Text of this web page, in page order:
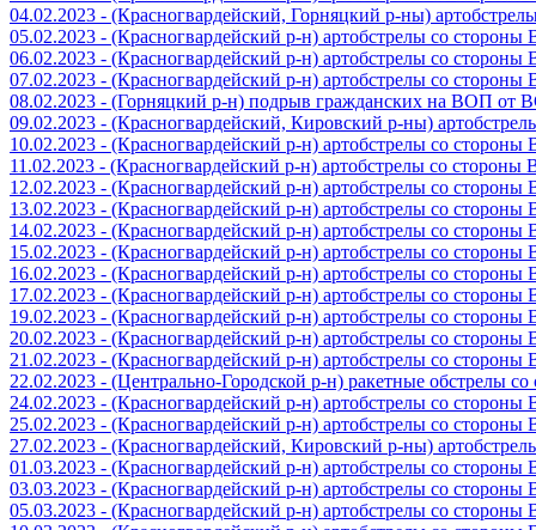
04.02.2023 - (Красногвардейский, Горняцкий р-ны)
05.02.2023 - (Красногвардейский р-н) артобстрелы со
06.02.2023 - (Красногвардейский р-н) артобстрелы со
07.02.2023 - (Красногвардейский р-н) артобстрелы со
08.02.2023 - (Горняцкий р-н) подрыв гражданских на ВОП от
09.02.2023 - (Красногвардейский, Кировский р-ны)
10.02.2023 - (Красногвардейский р-н) артобстрелы со
11.02.2023 - (Красногвардейский р-н) артобстрелы со стороны
12.02.2023 - (Красногвардейский р-н) артобстрелы со
13.02.2023 - (Красногвардейский р-н) артобстрелы со
14.02.2023 - (Красногвардейский р-н) артобстрелы со
15.02.2023 - (Красногвардейский р-н) артобстрелы со
16.02.2023 - (Красногвардейский р-н) артобстрелы со
17.02.2023 - (Красногвардейский р-н) артобстрелы со
19.02.2023 - (Красногвардейский р-н) артобстрелы со
20.02.2023 - (Красногвардейский р-н) артобстрелы со
21.02.2023 - (Красногвардейский р-н) артобстрелы со
22.02.2023 - (Центрально-Городской р-н) ракетные обстрелы
24.02.2023 - (Красногвардейский р-н) артобстрелы со
25.02.2023 - (Красногвардейский р-н) артобстрелы со
27.02.2023 - (Красногвардейский, Кировский р-ны)
01.03.2023 - (Красногвардейский р-н) артобстрелы со
03.03.2023 - (Красногвардейский р-н) артобстрелы со
05.03.2023 - (Красногвардейский р-н) артобстрелы со